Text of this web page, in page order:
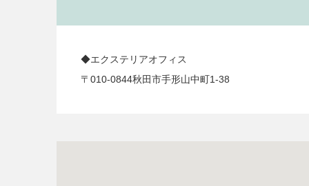
◆エクステリアオフィス
〒010-0844秋田市手形山中町1-38